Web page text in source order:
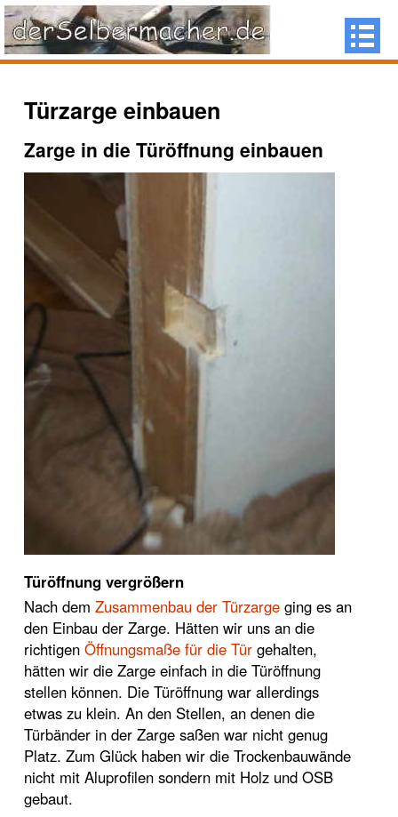
Türzarge einbauen
Zarge in die Türöffnung einbauen
Türöffnung vergrößern
Nach dem Zusammenbau der Türzarge ging es an
den Einbau der Zarge. Hätten wir uns an die
richtigen Öffnungsmaße für die Tür gehalten,
hätten wir die Zarge einfach in die Türöffnung
stellen können. Die Türöffnung war allerdings
etwas zu klein. An den Stellen, an denen die
Türbänder in der Zarge saßen war nicht genug
Platz. Zum Glück haben wir die Trockenbauwände
nicht mit Aluprofilen sondern mit Holz und OSB
gebaut.